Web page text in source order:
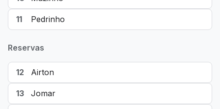
11 Pedrinho
Reservas
12 Airton
13 Jomar